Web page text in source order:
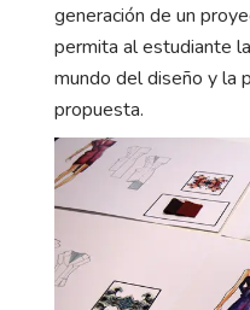
generación de un
permita al estudiante
mundo del diseño y la
propuesta.